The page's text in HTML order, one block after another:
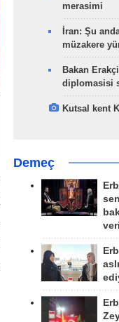
merasimi
İran: Şu
müzakere
Bakan
diplomasisi
Kutsal kent
Demeç